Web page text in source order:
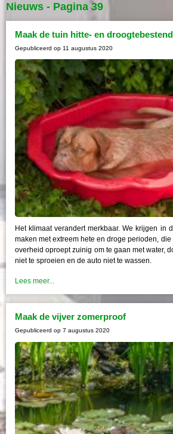
Nieuws - Pagina 39
Maak de tuin hitte- en
Gepubliceerd op 11 augustus 2020
Het klimaat verandert merkbaar. We krijgen in
maken met extreem hete en droge perioden,
overheid oproept zuinig om te gaan met water,
niet te sproeien en de auto niet te wassen.
Lees meer...
Maak de vijver zomerproof
Gepubliceerd op 7 augustus 2020